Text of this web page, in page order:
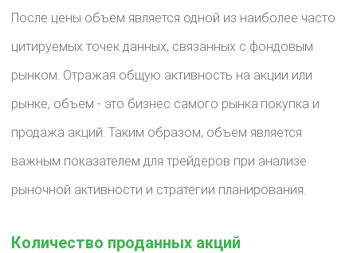
После цены объем является одной из наиболее часто
цитируемых точек данных, связанных с фондовым
рынком. Отражая общую активность на акции или
рынке, объем - это бизнес самого рынка:покупка и
продажа акций. Таким образом, объем является
важным показателем для трейдеров при анализе
рыночной активности и стратегии планирования.
Количество проданных акций